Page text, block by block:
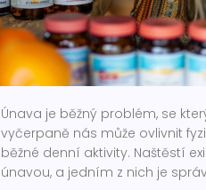
Únava je běžný problém, se
vyčerpaně nás může ovlivnit
běžné denní aktivity. Naštěstí
únavou, a jedním z nich je